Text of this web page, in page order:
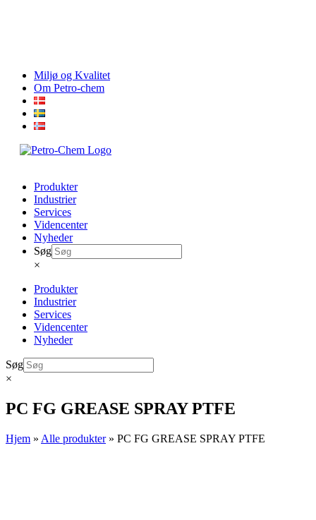
content
Miljø og Kvalitet
Om Petro-chem
Produkter
Industrier
Services
Videncenter
Nyheder
Søg
×
Produkter
Industrier
Services
Videncenter
Nyheder
Søg
×
PC FG GREASE SPRAY PTFE
Hjem » Alle produkter» PC FG GREASE SPRAY PTFE